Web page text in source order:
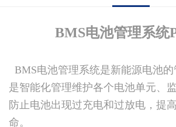
BMS电池管理系统
BMS电池管理系统是新能源电池
是智能化管理维护各个电池单元、
防止电池出现过充电和过放电，提
命。